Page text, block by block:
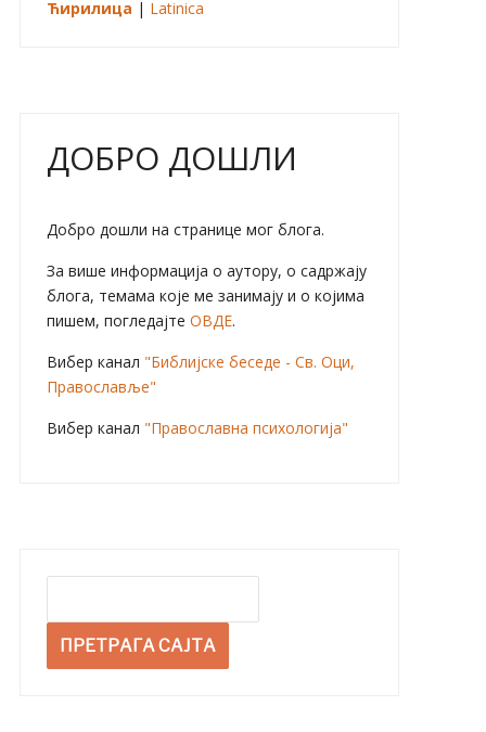
Ћирилица | Latinica
ДОБРО ДОШЛИ
Добро дошли на странице мог блога.
За више информација о аутору, о садржају
блога, темама које ме занимају и о којима
пишем, погледајте ОВДЕ.
Вибер канал "Библијске беседе - Св. Оци,
Православље"
Вибер канал "Православна психологија"